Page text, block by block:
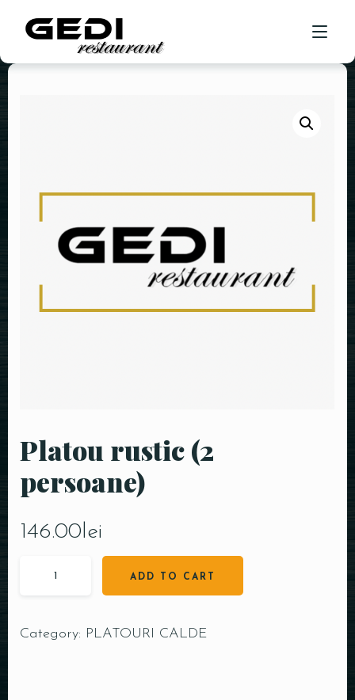
Platou rustic (2
persoane)
146.00lei
ADD TO CART
Category: PLATOURI CALDE